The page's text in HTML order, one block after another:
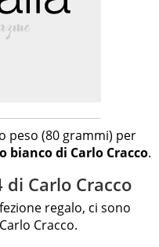
peso (80 grammi) per
bianco di Carlo Cracco.
di Carlo Cracco
regalo, ci sono
Cracco.